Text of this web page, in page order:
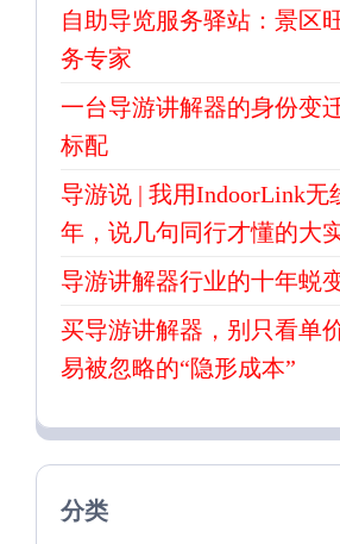
自助导览服务驿站：景区
务专家
一台导游讲解器的身份变
标配
导游说 | 我用IndoorLink无
年，说几句同行才懂的大
导游讲解器行业的十年蜕
买导游讲解器，别只看
易被忽略的“隐形成本”
分类